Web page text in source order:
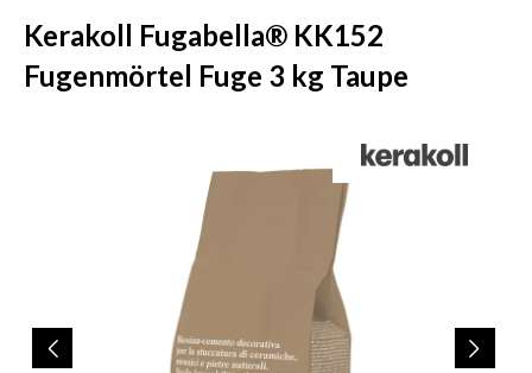
Kerakoll Fugabella® KK152
Fugenmörtel Fuge 3 kg Taupe